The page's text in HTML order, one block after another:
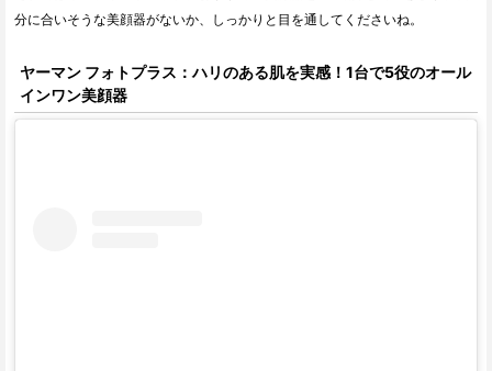
分に合いそうな美顔器がないか、しっかりと目を通してくださいね。
ヤーマン フォトプラス：ハリのある肌を実感！1台で5役のオール
インワン美顔器